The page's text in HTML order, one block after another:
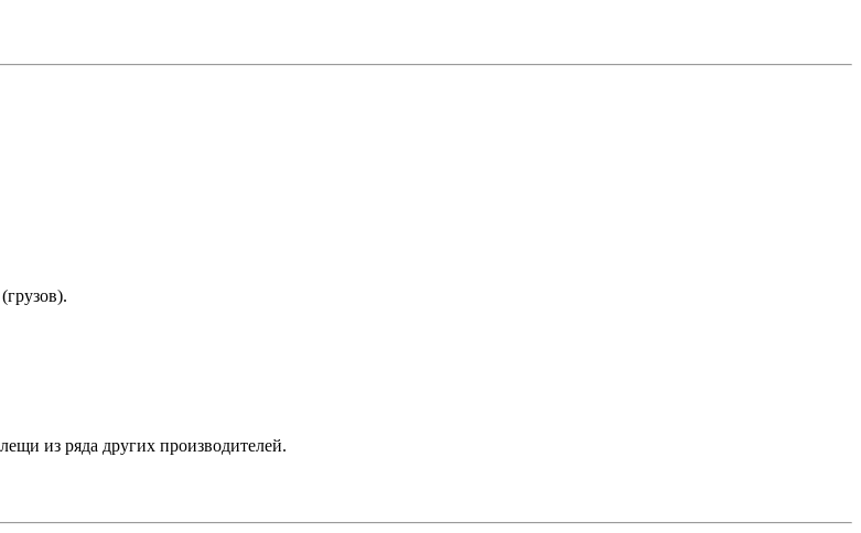
из ряда других производителей.